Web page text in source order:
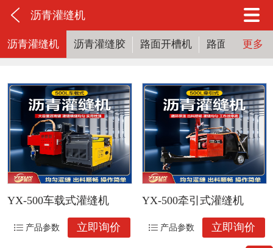
沥青灌缝机
沥青灌缝机 沥青灌缝胶 路面开槽机 路面清缝机
更多
YX-500车载式灌缝机
产品参数 立即询价
YX-500牵引式灌缝机
产品参数 立即询价